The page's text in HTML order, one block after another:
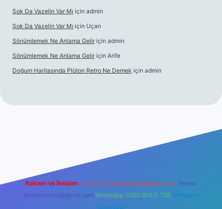
Şok Da Vazelin Var Mı için admin
Şok Da Vazelin Var Mı için Uçan
Sönümlemek Ne Anlama Gelir için admin
Sönümlemek Ne Anlama Gelir için Arife
Doğum Haritasında Plüton Retro Ne Demek için admin
Reklam ve İletişim: E-mail: backlinkpaneli@gmail.com Teams:
forumhizmeti@gmail.com Whatsapp: 0262 606 0 726 Telegram:
@karabul